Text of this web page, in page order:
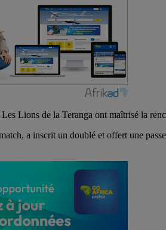
Lions de la Teranga ont maîtrisé la
a inscrit un doublé et offert une